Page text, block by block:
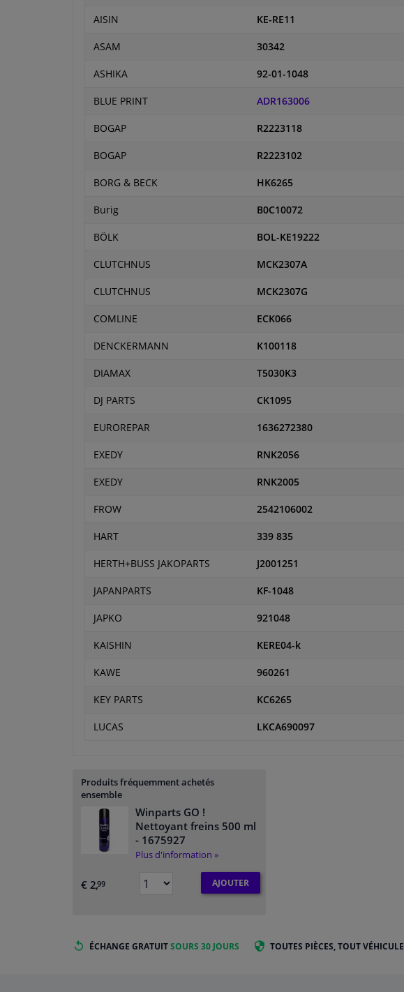
AISIN KE-RE11
ASAM 30342
ASHIKA 92-01-1048
BLUE PRINT ADR163006
BOGAP R2223118
BOGAP R2223102
BORG & BECK HK6265
Burig B0C10072
BÖLK BOL-KE19222
CLUTCHNUS MCK2307A
CLUTCHNUS MCK2307G
COMLINE ECK066
DENCKERMANN K100118
DIAMAX T5030K3
DJ PARTS CK1095
EUROREPAR 1636272380
EXEDY RNK2056
EXEDY RNK2005
FROW 2542106002
HART 339 835
HERTH+BUSS JAKOPARTS J2001251
JAPANPARTS KF-1048
JAPKO 921048
KAISHIN KERE04-k
KAWE 960261
KEY PARTS KC6265
LUCAS LKCA690097
Produits fréquemment achetés
ensemble
Winparts GO !
Nettoyant freins 500 ml
- 1675927
Plus d'information »
€ 2,99 AJOUTER
ÉCHANGE GRATUITSOURS 30 JOURS TOUTES PIÈCES, TOUT VÉHICULE